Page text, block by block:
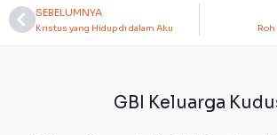
Prev
SEBELUMNYA
Kristus yang Hidup di dalam Aku
GBI Keluarga